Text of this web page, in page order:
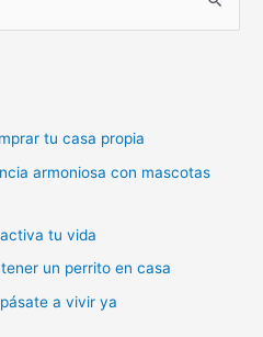
tu casa propia
armoniosa con mascotas
tu vida
un perrito en casa
a vivir ya